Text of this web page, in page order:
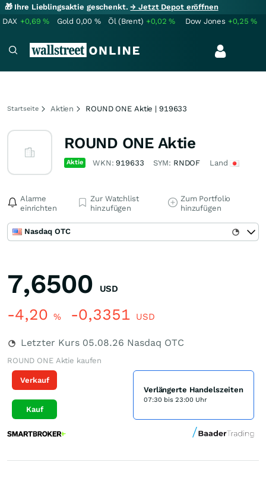
🎁 Ihre Lieblingsaktie geschenkt.→ Jetzt Depot eröffnen
DAX +0,69% Gold 0,00 % Öl (Brent) +0,02% Dow Jones +0,25%
Startseite Aktien ROUND ONE Aktie | 919633
ROUND ONE Aktie
Aktie WKN:919633 SYM: RNDOF Land
Alarme
einrichten
Zur Watchlist
hinzufügen
Zum Portfolio
hinzufügen
Nasdaq OTC
7,6500 USD
-4,20 % -0,3351 USD
Letzter Kurs 05.08.26 Nasdaq OTC
ROUND ONE Aktie kaufen
Verkauf
Kauf
Verlängerte Handelszeiten
07:30 bis 23:00 Uhr